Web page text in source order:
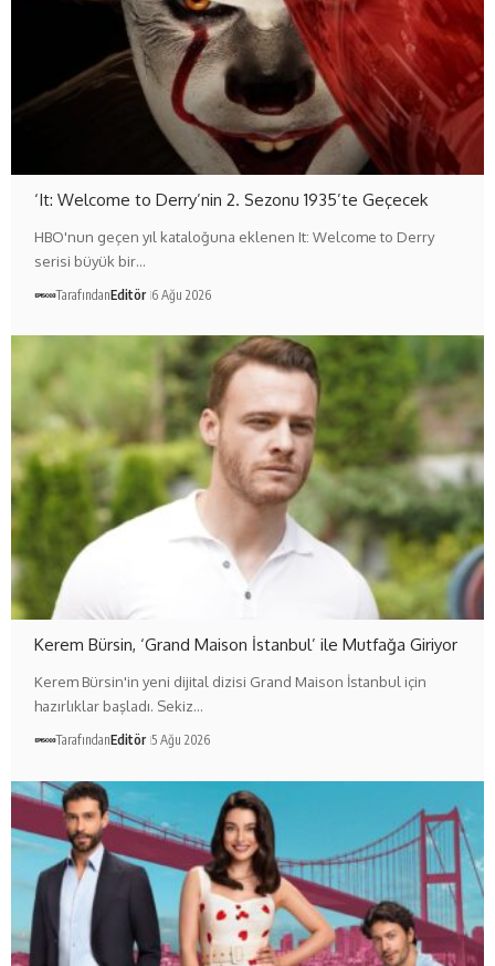
‘It: Welcome to Derry’nin 2. Sezonu 1935’te Geçecek
HBO'nun geçen yıl kataloğuna eklenen It: Welcome to Derry
serisi büyük bir…
TarafındanEditör 6 Ağu 2026
Kerem Bürsin, ‘Grand Maison İstanbul’ ile Mutfağa Giriyor
Kerem Bürsin'in yeni dijital dizisi Grand Maison İstanbul için
hazırlıklar başladı. Sekiz…
TarafındanEditör 5 Ağu 2026